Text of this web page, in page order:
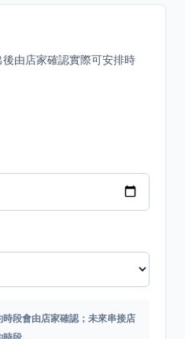
由店家確認實際可安排時
段會由店家確認；未來串接店